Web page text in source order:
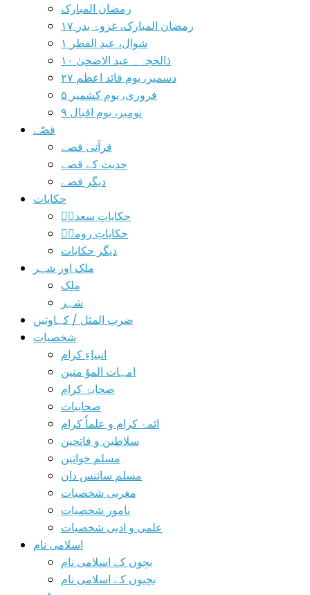
رمضان المبارک
۱۷ رمضان المبارک، غزوۂ بدر
۱ شوال، عید الفطر
۱۰ ذالحجہ۔ عید الاضحیٰ
۲۷ دسمبر، یوم قائد اعظم
۵ فروری، یوم کشمیر
۹ نومبر، یوم اقبال
قصّے
قرآنی قصے
حدیث کے قصے
دیگر قصے
حکایات
حکایاتِ سعدیؒ
حکایاتِ رومیؒ
دیگر حکایات
ملک اور شہر
ملک
شہر
ضرب المثل / کہاوتیں
شخصیات
انبیاءِ کرام
امہات الموٗ منین
صحابۂ کرام
صحابیات
ائمۂ کرام و علماٗ کرام
سلاطین و فاتحین
مسلم خواتین
مسلم سائنس دان
مغربی شخصیات
نامور شخصیات
علمی و ادبی شخصیات
اسلامی نام
بچوں کے اسلامی نام
بچیوں کے اسلامی نام